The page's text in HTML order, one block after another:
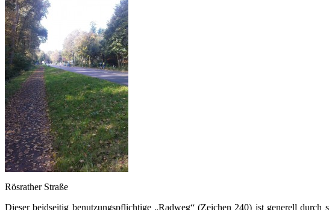
Rösrather Straße
Dieser beidseitig benutzungspflichtige „Radweg“ (Zeichen 240) ist generell